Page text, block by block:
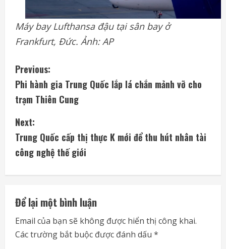
Máy bay Lufthansa đậu tại sân bay ở
Frankfurt, Đức. Ảnh: AP
C
o
n
t
i
n
u
e
R
Previous:
Phi hành gia Trung Quốc lắp lá chắn mảnh vỡ cho
trạm Thiên Cung
Next:
Trung Quốc cấp thị thực K mới để thu hút nhân tài
công nghệ thế giới
Để lại một bình luận
Email của bạn sẽ không được hiển thị công khai.
Các trường bắt buộc được đánh dấu *